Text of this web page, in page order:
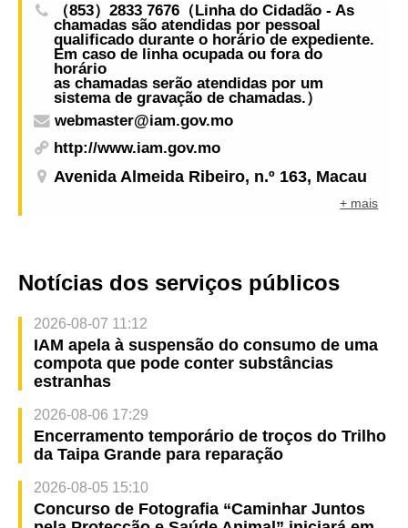
Unidos da América, para promoção da vinda a
Macau de académicos e estudantes de
excelência a nível internacional para intercâmbio
e aprendizagem
（853）2833 7676（Linha do Cidadão - As
chamadas são atendidas por pessoal
qualificado durante o horário de expediente.
Em caso de linha ocupada ou fora do
horário
as chamadas serão atendidas por um
sistema de gravação de chamadas.）
webmaster@iam.gov.mo
http://www.iam.gov.mo
Avenida Almeida Ribeiro, n.º 163, Macau
+ mais
Notícias dos serviços públicos
2026-08-07 11:12
IAM apela à suspensão do consumo de uma
compota que pode conter substâncias
estranhas
2026-08-06 17:29
Encerramento temporário de troços do Trilho
da Taipa Grande para reparação
2026-08-05 15:10
Concurso de Fotografia “Caminhar Juntos